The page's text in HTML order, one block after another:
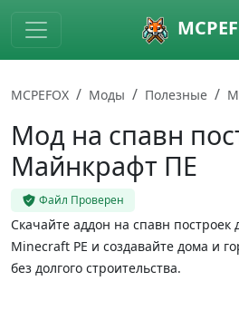
Skip to main content
MCPEFOX Моды Полезные
Мод на спавн
Майнкрафт ПЕ
Файл Проверен
Скачайте аддон на спавн построек
Minecraft PE и создавайте дома и
без долгого строительства.